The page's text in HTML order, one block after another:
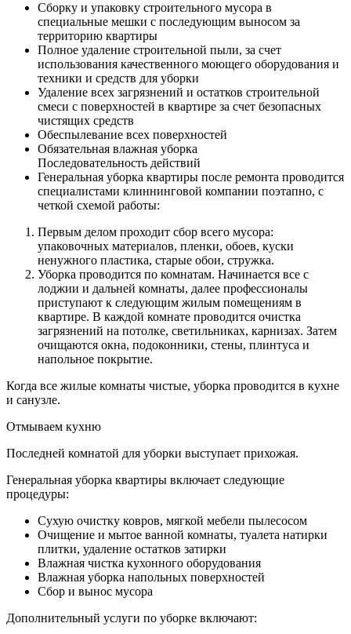
Сборку и упаковку строительного мусора в
специальные мешки с последующим выносом за
территорию квартиры
Полное удаление строительной пыли, за счет
использования качественного моющего оборудования и
техники и средств для уборки
Удаление всех загрязнений и остатков строительной
смеси с поверхностей в квартире за счет безопасных
чистящих средств
Обеспылевание всех поверхностей
Обязательная влажная уборка
Последовательность действий
Генеральная уборка квартиры после ремонта проводится
специалистами клиннинговой компании поэтапно, с
четкой схемой работы:
Первым делом проходит сбор всего мусора:
упаковочных материалов, пленки, обоев, куски
ненужного пластика, старые обои, стружка.
Уборка проводится по комнатам. Начинается все с
лоджии и дальней комнаты, далее профессионалы
приступают к следующим жилым помещениям в
квартире. В каждой комнате проводится очистка
загрязнений на потолке, светильниках, карнизах. Затем
очищаются окна, подоконники, стены, плинтуса и
напольное покрытие.
Когда все жилые комнаты чистые, уборка проводится в кухне
и санузле.
Отмываем кухню
Последней комнатой для уборки выступает прихожая.
Генеральная уборка квартиры включает следующие
процедуры:
Сухую очистку ковров, мягкой мебели пылесосом
Очищение и мытое ванной комнаты, туалета натирки
плитки, удаление остатков затирки
Влажная чистка кухонного оборудования
Влажная уборка напольных поверхностей
Сбор и вынос мусора
Дополнительный услуги по уборке включают: